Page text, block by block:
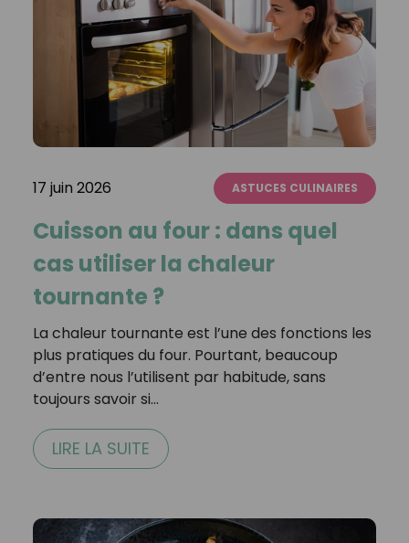
17 juin 2026 ASTUCES CULINAIRES
Cuisson au four : dans quel
cas utiliser la chaleur
tournante ?
La chaleur tournante est l’une des fonctions les
plus pratiques du four. Pourtant, beaucoup
d’entre nous l’utilisent par habitude, sans
toujours savoir si…
LIRE LA SUITE